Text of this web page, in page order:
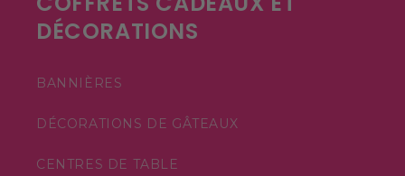
DÉCORATIONS
BANNIÈRES
DÉCORATIONS DE GÂTEAUX
CENTRES DE TABLE